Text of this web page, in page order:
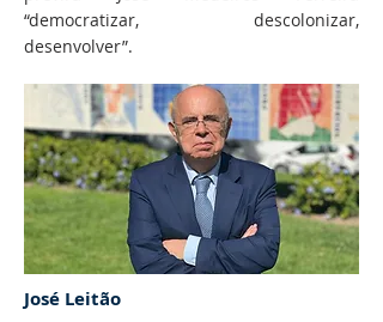
“democratizar, descolonizar,
desenvolver”.
José Leitão